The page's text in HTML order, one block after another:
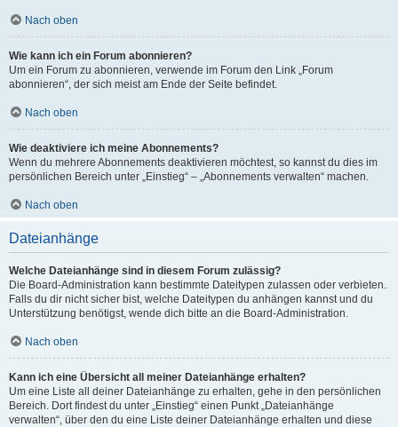
Nach oben
Wie kann ich ein Forum abonnieren?
Um ein Forum zu abonnieren, verwende im Forum den Link „Forum
abonnieren“, der sich meist am Ende der Seite befindet.
Nach oben
Wie deaktiviere ich meine Abonnements?
Wenn du mehrere Abonnements deaktivieren möchtest, so kannst du dies im
persönlichen Bereich unter „Einstieg“ – „Abonnements verwalten“ machen.
Nach oben
Dateianhänge
Welche Dateianhänge sind in diesem Forum zulässig?
Die Board-Administration kann bestimmte Dateitypen zulassen oder verbieten.
Falls du dir nicht sicher bist, welche Dateitypen du anhängen kannst und du
Unterstützung benötigst, wende dich bitte an die Board-Administration.
Nach oben
Kann ich eine Übersicht all meiner Dateianhänge erhalten?
Um eine Liste all deiner Dateianhänge zu erhalten, gehe in den persönlichen
Bereich. Dort findest du unter „Einstieg“ einen Punkt „Dateianhänge
verwalten“, über den du eine Liste deiner Dateianhänge erhalten und diese